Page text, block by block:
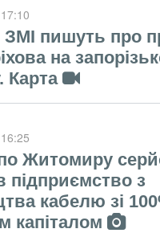
ЗМІ пишуть про
на
Карта
Житомиру
підприємство з
кабелю зі
капіталом